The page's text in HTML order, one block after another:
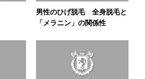
男性のひげ脱毛 全身脱毛と
「メラニン」の関係性